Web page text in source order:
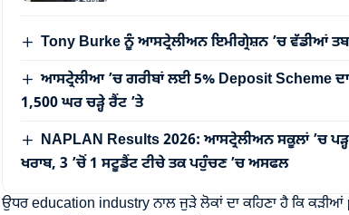
Tony Burke ਨੂੰ ਆਸਟ੍ਰੇਲੀਅਨ ਇਮੀਗ੍ਰੇਸ਼ਨ ’ਚ ਵੱਡੀਆਂ
ਆਸਟ੍ਰੇਲੀਆ ’ਚ ਗਰੀਬਾਂ ਲਈ 5% Deposit Scheme
1,500 ਘਰ ਚੜ੍ਹੇ ਰੈਂਟ ’ਤੇ
NAPLAN Results 2026: ਆਸਟ੍ਰੇਲੀਅਨ ਸਕੂਲਾਂ ’ਚ
ਖਰਾਬ, 3 ’ਚੋਂ 1 ਸਟੂਡੈਂਟ ਟੀਚੇ ਤਕ ਪਹੁੰਚਣ ’ਚ ਅਸਫਲ
ਉਧਰ education industry ਨਾਲ ਜੁੜੇ ਲੋਕਾਂ ਦਾ ਕਹਿਣਾ ਹੈ ਕਿ